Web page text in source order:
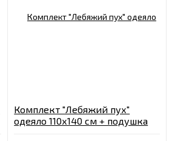
Комплект "Лебяжий пух"
одеяло 110х140 см + подушка